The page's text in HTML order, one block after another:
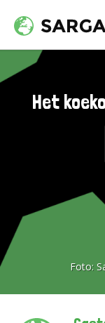
Het
Foto: